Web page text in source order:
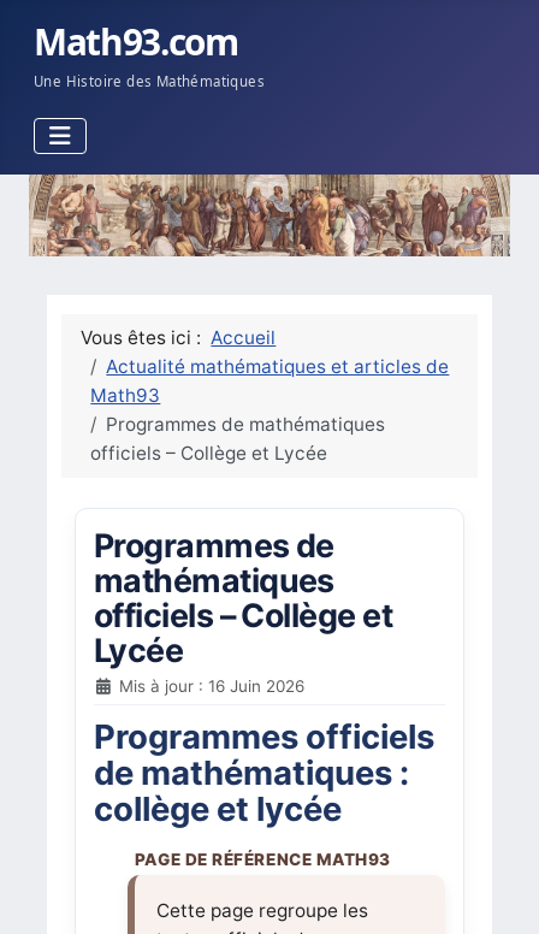
Math93.com
Une Histoire des Mathématiques
Vous êtes ici : Accueil
Actualité mathématiques et articles de
Math93
Programmes de mathématiques
officiels – Collège et Lycée
Programmes de
mathématiques
officiels – Collège et
Lycée
Mis à jour : 16 Juin 2026
Programmes officiels
de mathématiques :
collège et lycée
Cette page regroupe les